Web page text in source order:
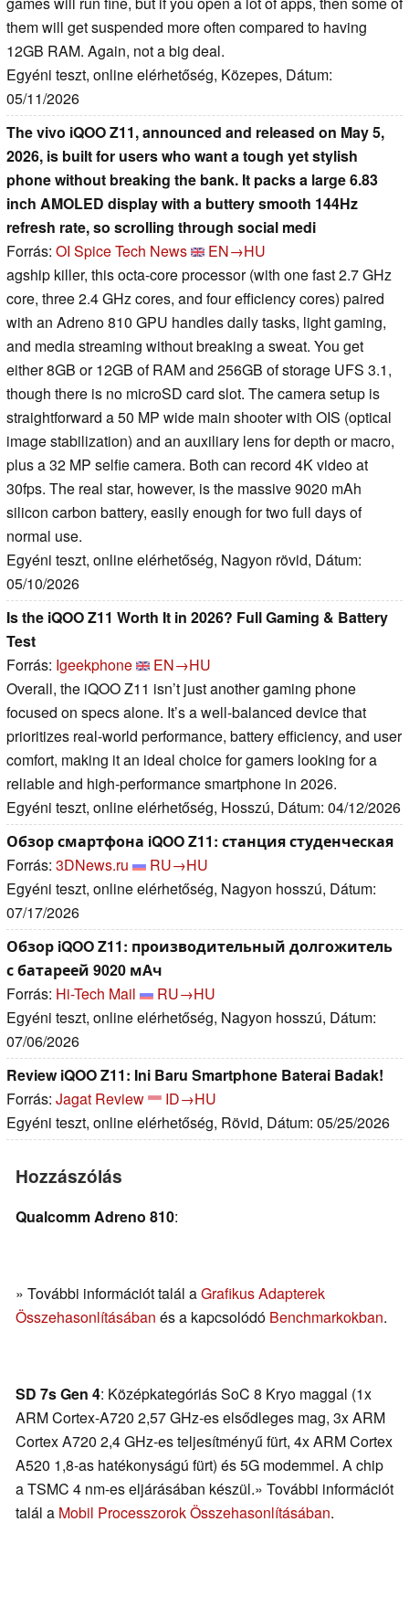
them will get suspended more often compared to having
12GB RAM. Again, not a big deal.
Egyéni teszt, online elérhetőség, Közepes, Dátum:
05/11/2026
The vivo iQOO Z11, announced and released on May 5,
2026, is built for users who want a tough yet stylish
phone without breaking the bank. It packs a large 6.83
inch AMOLED display with a buttery smooth 144Hz
refresh rate, so scrolling through social medi
Forrás: OI Spice Tech News
EN→HU
agship killer, this octa-core processor (with one fast 2.7 GHz
core, three 2.4 GHz cores, and four efficiency cores) paired
with an Adreno 810 GPU handles daily tasks, light gaming,
and media streaming without breaking a sweat. You get
either 8GB or 12GB of RAM and 256GB of storage UFS 3.1,
though there is no microSD card slot. The camera setup is
straightforward a 50 MP wide main shooter with OIS (optical
image stabilization) and an auxiliary lens for depth or macro,
plus a 32 MP selfie camera. Both can record 4K video at
30fps. The real star, however, is the massive 9020 mAh
silicon carbon battery, easily enough for two full days of
normal use.
Egyéni teszt, online elérhetőség, Nagyon rövid, Dátum:
05/10/2026
Is the iQOO Z11 Worth It in 2026? Full Gaming & Battery
Test
Forrás: Igeekphone
EN→HU
Overall, the iQOO Z11 isn’t just another gaming phone
focused on specs alone. It’s a well-balanced device that
prioritizes real-world performance, battery efficiency, and user
comfort, making it an ideal choice for gamers looking for a
reliable and high-performance smartphone in 2026.
Egyéni teszt, online elérhetőség, Hosszú, Dátum: 04/12/2026
Обзор смартфона iQOO Z11: станция студенческая
Forrás: 3DNews.ru
RU→HU
Egyéni teszt, online elérhetőség, Nagyon hosszú, Dátum:
07/17/2026
Обзор iQOO Z11: производительный долгожитель
с батареей 9020 мАч
Forrás: Hi-Tech Mail
RU→HU
Egyéni teszt, online elérhetőség, Nagyon hosszú, Dátum:
07/06/2026
Review iQOO Z11: Ini Baru Smartphone Baterai Badak!
Forrás: Jagat Review
ID→HU
Egyéni teszt, online elérhetőség, Rövid, Dátum: 05/25/2026
Hozzászólás
Qualcomm Adreno 810:
» További információt talál aGrafikus Adapterek
Összehasonlításában és a kapcsolódó Benchmarkokban.
SD 7s Gen 4: Középkategóriás SoC 8 Kryo maggal (1x
ARM Cortex-A720 2,57 GHz-es elsődleges mag, 3x ARM
Cortex A720 2,4 GHz-es teljesítményű fürt, 4x ARM Cortex
A520 1,8-as hatékonyságú fürt) és 5G modemmel. A chip
a TSMC 4 nm-es eljárásában készül.» További információt
talál a Mobil Processzorok Összehasonlításában.